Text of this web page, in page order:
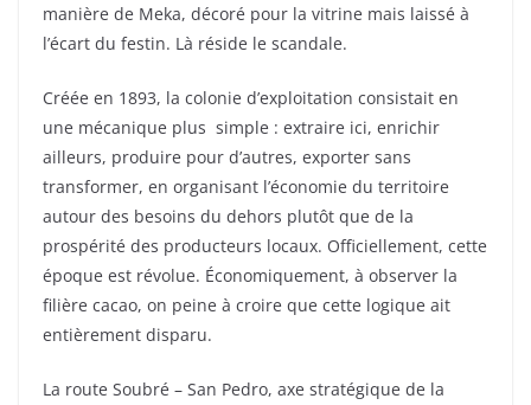
manière de Meka, décoré pour la vitrine mais laissé à
l’écart du festin. Là réside le scandale.
Créée en 1893, la colonie d’exploitation consistait en
une mécanique plus simple : extraire ici, enrichir
ailleurs, produire pour d’autres, exporter sans
transformer, en organisant l’économie du territoire
autour des besoins du dehors plutôt que de la
prospérité des producteurs locaux. Officiellement, cette
époque est révolue. Économiquement, à observer la
filière cacao, on peine à croire que cette logique ait
entièrement disparu.
La route Soubré – San Pedro, axe stratégique de la